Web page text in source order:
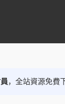
，全站資源免費